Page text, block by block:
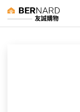
友誠購物